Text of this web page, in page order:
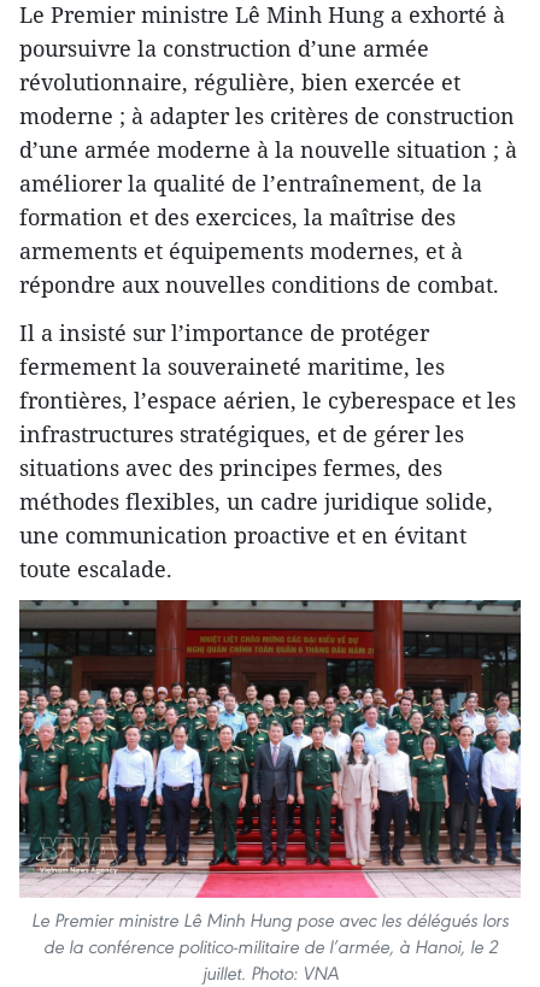
Le Premier ministre Lê Minh Hung a exhorté à
poursuivre la construction d’une armée
révolutionnaire, régulière, bien exercée et
moderne ; à adapter les critères de construction
d’une armée moderne à la nouvelle situation ; à
améliorer la qualité de l’entraînement, de la
formation et des exercices, la maîtrise des
armements et équipements modernes, et à
répondre aux nouvelles conditions de combat.
Il a insisté sur l’importance de protéger
fermement la souveraineté maritime, les
frontières, l’espace aérien, le cyberespace et les
infrastructures stratégiques, et de gérer les
situations avec des principes fermes, des
méthodes flexibles, un cadre juridique solide,
une communication proactive et en évitant
toute escalade.
Le Premier ministre Lê Minh Hung pose avec les délégués lors
de la conférence politico-militaire de l’armée, à Hanoi, le 2
juillet. Photo: VNA